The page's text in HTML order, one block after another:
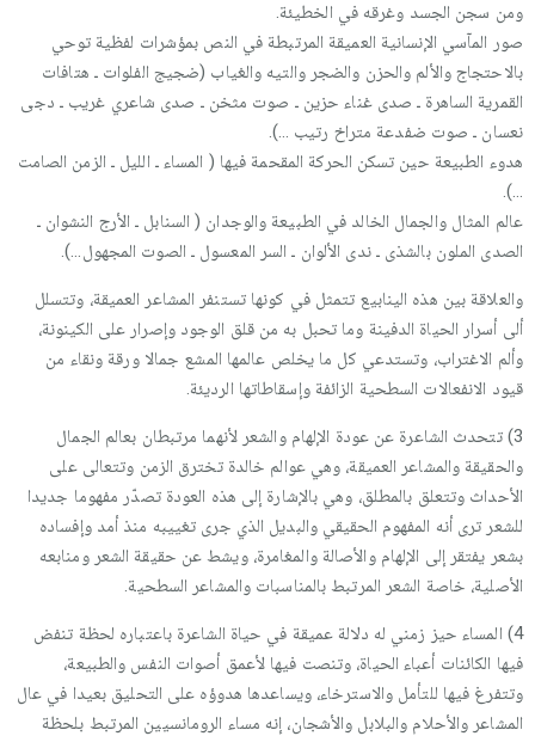
ومن سجن الجسد وغرقه في الخطيئة.
صور المآسي الإنسانية العميقة المرتبطة في النص بمؤشرات لفظية توحي
بالاحتجاج والألم والحزن والضجر والتيه والغياب (ضجيج الفلوات ـ هتافات
القمرية الساهرة ـ صدى غناء حزين ـ صوت مثخن ـ صدى شاعري غريب ـ دجى
نعسان ـ صوت ضفدعة متراخ رتيب …).
هدوء الطبيعة حين تسكن الحركة المقحمة فيها ( المساء ـ الليل ـ الزمن الصامت
…).
عالم المثال والجمال الخالد في الطبيعة والوجدان ( السنابل ـ الأرج النشوان ـ
الصدى الملون بالشذى ـ ندى الألوان ـ السر المعسول ـ الصوت المجهول…).
والعلاقة بين هذه الينابيع تتمثل في كونها تستنفر المشاعر العميقة، وتتسلل
ألى أسرار الحياة الدفينة وما تحبل به من قلق الوجود وإصرار على الكينونة،
وألم الاغتراب، وتستدعي كل ما يخلص عالمها المشع جمالا ورقة ونقاء من
قيود الانفعالات السطحية الزائفة وإسقاطاتها الرديئة.
3) تتحدث الشاعرة عن عودة الإلهام والشعر لأنهما مرتبطان بعالم الجمال
والحقيقة والمشاعر العميقة، وهي عوالم خالدة تخترق الزمن وتتعالى على
الأحداث وتتعلق بالمطلق، وهي بالإشارة إلى هذه العودة تصدّر مفهوما جديدا
للشعر ترى أنه المفهوم الحقيقي والبديل الذي جرى تغييبه منذ أمد وإفساده
بشعر يفتقر إلى الإلهام والأصالة والمغامرة، ويشط عن حقيقة الشعر ومنابعه
الأصلية، خاصة الشعر المرتبط بالمناسبات والمشاعر السطحية.
4) المساء حيز زمني له دلالة عميقة في حياة الشاعرة باعتباره لحظة تنفض
فيها الكائنات أعباء الحياة، وتنصت فيها لأعمق أصوات النفس والطبيعة،
وتتفرغ فيها للتأمل والاسترخاء، ويساعدها هدوؤه على التحليق بعيدا في عال
المشاعر والأحلام والبلابل والأشجان، إنه مساء الرومانسيين المرتبط بلحظة